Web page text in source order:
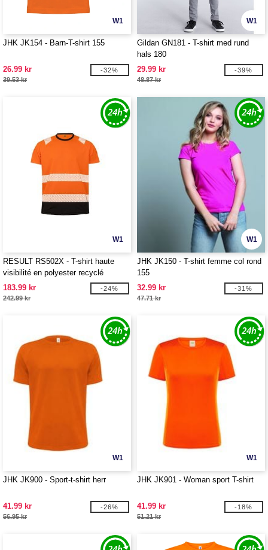
W1
JHK JK154 - Barn-T-shirt 155
26.99 kr
39.53 kr
-32%
W1
Gildan GN181 - T-shirt med rund
hals 180
29.99 kr
48.87 kr
-39%
W1
RESULT RS502X - T-shirt haute
visibilité en polyester recyclé
183.99 kr
242.99 kr
-24%
W1
JHK JK150 - T-shirt femme col rond
155
32.99 kr
47.71 kr
-31%
W1
JHK JK900 - Sport-t-shirt herr
41.99 kr
56.95 kr
-26%
W1
JHK JK901 - Woman sport T-shirt
41.99 kr
51.21 kr
-18%